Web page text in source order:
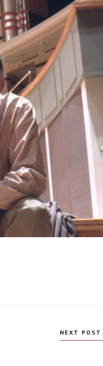
NEXT POST